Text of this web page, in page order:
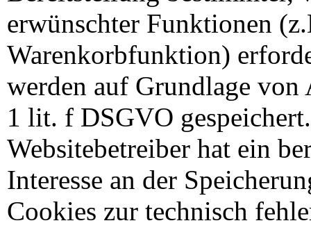
erwünschter Funktionen
Warenkorbfunktion)
werden auf Grundlage von
1 lit. f DSGVO
Websitebetreiber hat ein
Interesse an der
Cookies zur technisch